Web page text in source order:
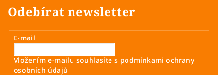
á
d
a
c
p
Odebírat newsletter
E-mail
Vložením e-mailu souhlasíte s podmínkami ochrany
osobních údajů